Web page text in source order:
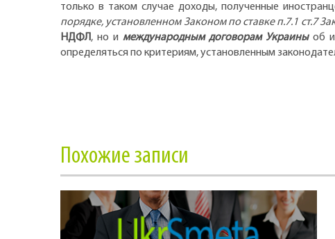
только в таком случае доходы, полученные
порядке, установленном Законом по ставке п.7.1 ст.7
НДФЛ , но и международным договорам Украиныоб
определяться по критериям, установленным
Похожие записи